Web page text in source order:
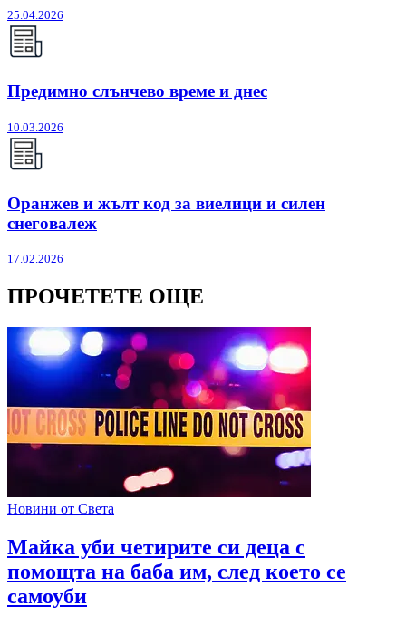
25.04.2026
Предимно слънчево време и днес
10.03.2026
Оранжев и жълт код за виелици и силен
снеговалеж
17.02.2026
ПРОЧЕТЕТЕ ОЩЕ
Новини от Света
Майка уби четирите си деца с
помощта на баба им, след което се
самоуби